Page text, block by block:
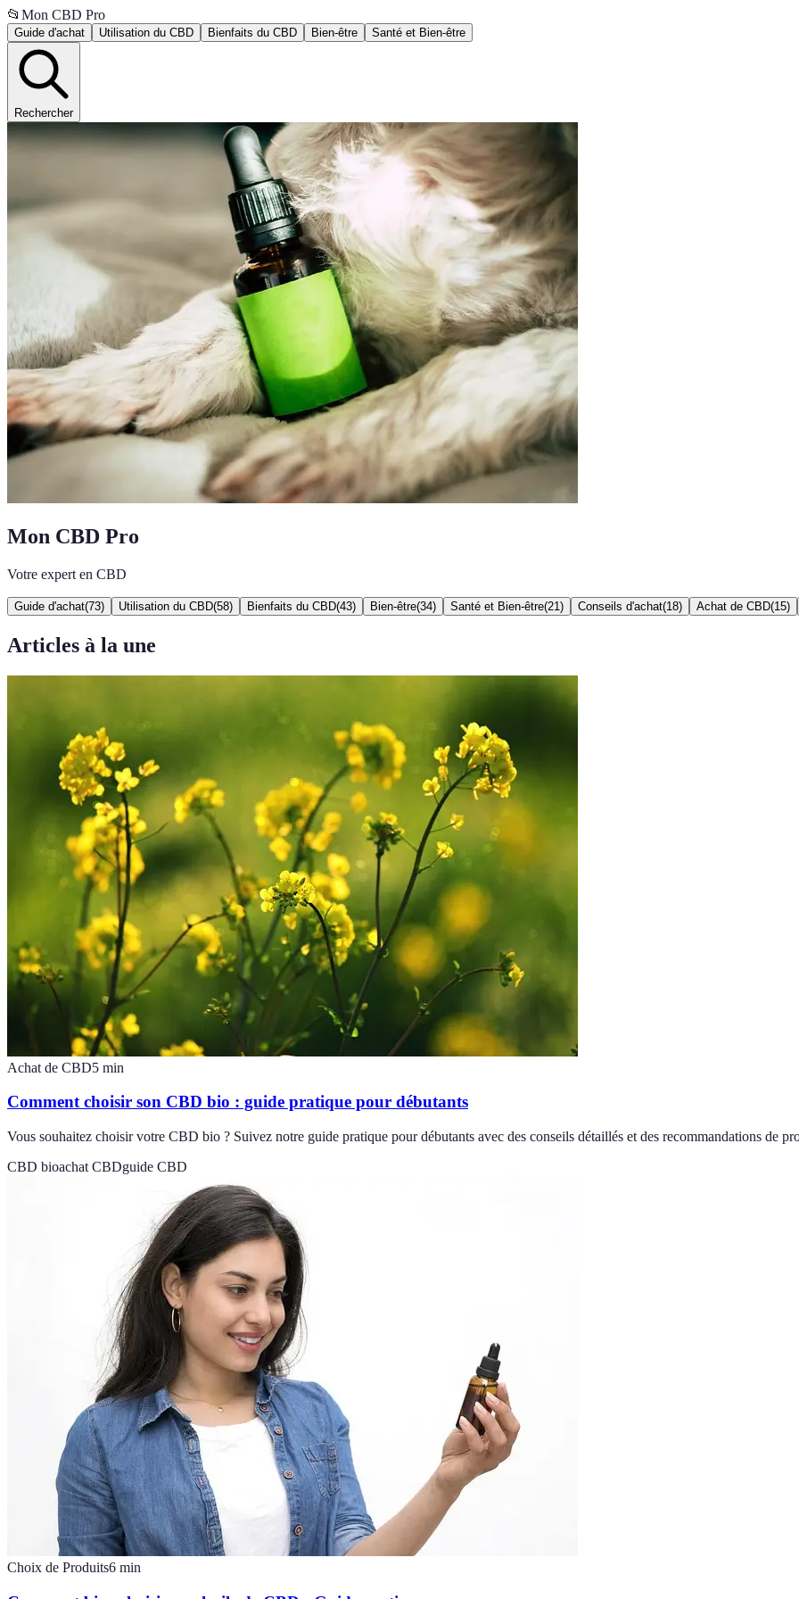
📂 Mon CBD Pro
Guide d'achat Utilisation du CBD Bienfaits du CBD Bien-être Santé et Bien-être
Rechercher
Mon CBD Pro
Votre expert en CBD
Guide d'achat(73) Utilisation du CBD(58) Bienfaits du CBD(43) Bien-être(34) Santé et Bien-être(21 ) Conseils d'achat(18) Achat de CBD(15)
Articles à la une
Achat de CBD5 min
Comment choisir son CBD bio : guide pratique pour débutants
Vous souhaitez choisir votre CBD bio ? Suivez notre guide pratique pour débutants avec des conseils détaillés et des recommandations de
CBD bioachat CBDguide CBD
Choix de Produits6 min